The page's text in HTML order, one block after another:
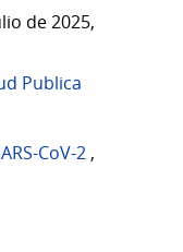
de 2025,
Publica
CoV-2 ,